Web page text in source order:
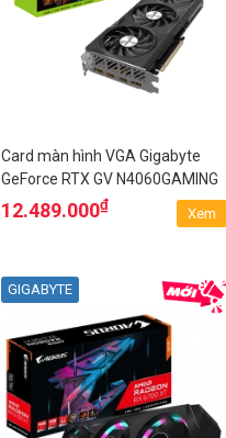
Card màn hình VGA Gigabyte
GeForce RTX­­ GV N4060GAMING
OC 8GD
12.489.000₫
Xem
GIGABYTE